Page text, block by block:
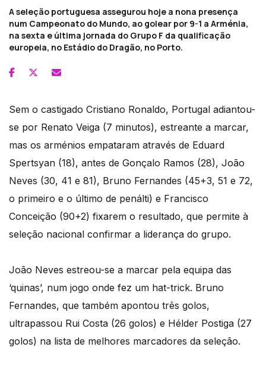
A seleção portuguesa assegurou hoje a nona presença
num Campeonato do Mundo, ao golear por 9-1 a Arménia,
na sexta e última jornada do Grupo F da qualificação
europeia, no Estádio do Dragão, no Porto.
Sem o castigado Cristiano Ronaldo, Portugal adiantou-
se por Renato Veiga (7 minutos), estreante a marcar,
mas os arménios empataram através de Eduard
Spertsyan (18), antes de Gonçalo Ramos (28), João
Neves (30, 41 e 81), Bruno Fernandes (45+3, 51 e 72,
o primeiro e o último de penálti) e Francisco
Conceição (90+2) fixarem o resultado, que permite à
seleção nacional confirmar a liderança do grupo.
João Neves estreou-se a marcar pela equipa das
‘quinas’, num jogo onde fez um hat-trick. Bruno
Fernandes, que também apontou três golos,
ultrapassou Rui Costa (26 golos) e Hélder Postiga (27
golos) na lista de melhores marcadores da seleção.